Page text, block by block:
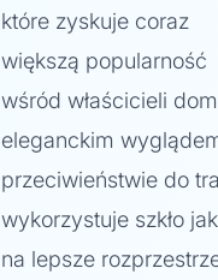
które zyskuje coraz
większą popularność
wśród właścicieli
eleganckim
przeciwieństwie do
wykorzystuje szkło
na lepsze